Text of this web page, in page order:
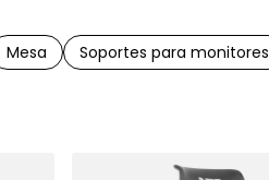
Mesa Soportes para monitores